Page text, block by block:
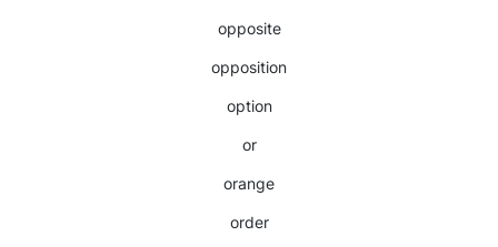
opposite
opposition
option
or
orange
order